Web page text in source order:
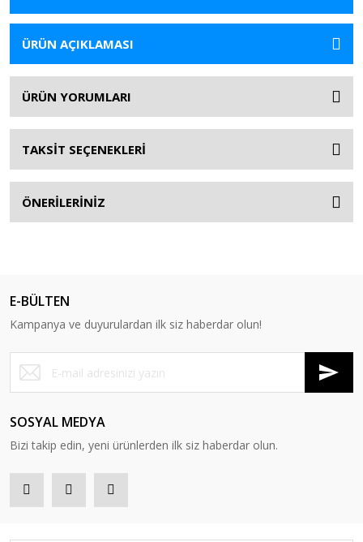
ÜRÜN AÇIKLAMASI
ÜRÜN YORUMLARI
TAKSİT SEÇENEKLERİ
ÖNERİLERİNİZ
E-BÜLTEN
Kampanya ve duyurulardan ilk siz haberdar olun!
SOSYAL MEDYA
Bizi takip edin, yeni ürünlerden ilk siz haberdar olun.